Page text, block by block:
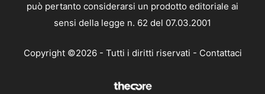
può pertanto considerarsi un prodotto editoriale ai
sensi della legge n. 62 del 07.03.2001
Copyright ©2026 - Tutti i diritti riservati - Contattaci